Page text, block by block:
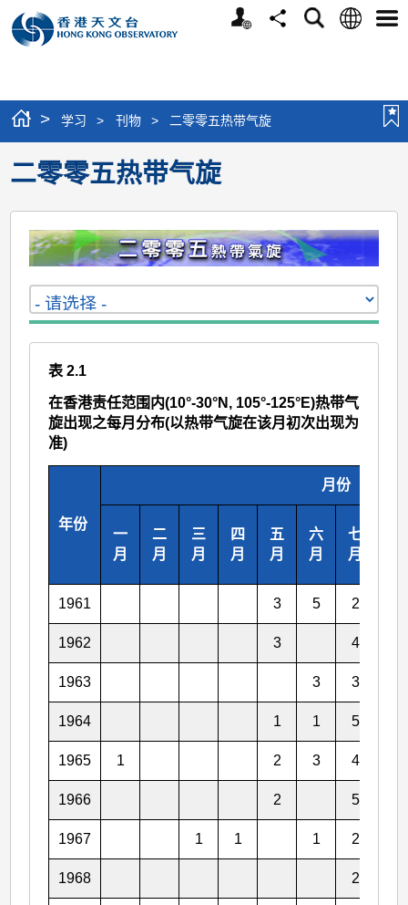
个
分
搜
语
选
> 学习 > 刊物 > 二零零五热带气旋
二零零五热带气旋
表 2.1
在香港责任范围内(10°-30°N, 105°-125°E)热带气
旋出现之每月分布(以热带气旋在该月初次出现为
准)
年份
月份
一
月
二
月
三
月
四
月
五
月
六
月
七
月
1961 3 5 2
1962 3 4
1963 3 3
1964 1 1 5
1965 1 2 3 4
1966 2 5
1967 1 1 1 2
1968 2